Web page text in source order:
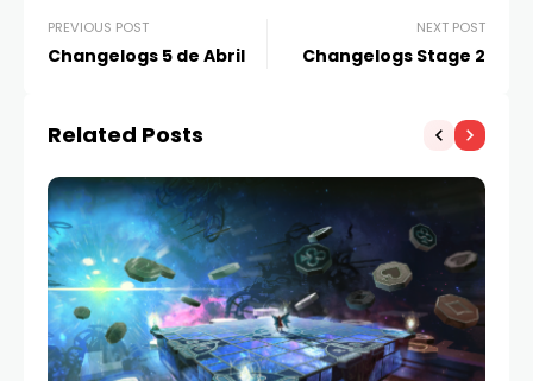
PREVIOUS POST
Changelogs 5 de Abril
NEXT POST
Changelogs Stage 2
Related Posts